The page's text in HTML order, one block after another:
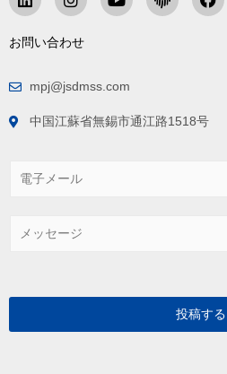
お問い合わせ
mpj@jsdmss.com
中国江蘇省無錫市通江路1518号
ル
ッ
投稿する